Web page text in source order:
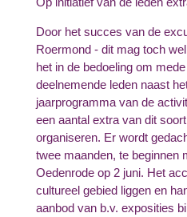
Door het succes van de
Roermond - dit mag toch
het in de bedoeling om
deelnemende leden naast
jaarprogramma van de
een aantal extra van dit
organiseren. Er wordt
twee maanden, te beginnen
Oedenrode op 2 juni. Het
cultureel gebied liggen en
aanbod van b.v. exposities